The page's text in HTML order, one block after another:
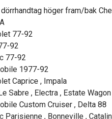
höger fram/bak
77-92
92
77-92
1977-92
Caprice , Impala
Sabre , Electra , Estate Wagon
Custom Cruiser , Delta 88
Parisienne , Bonneville ,